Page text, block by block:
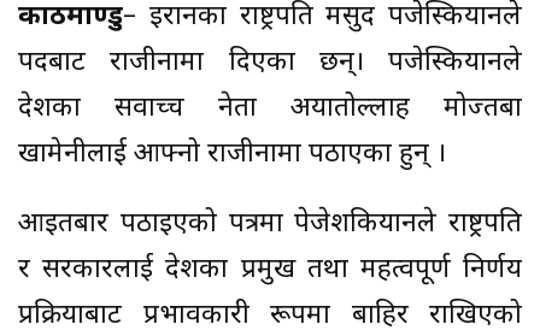
काठमाण्डु– इरानका राष्ट्रपति मसुद पजेस्कियानले
पदबाट राजीनामा दिएका छन्। पजेस्कियानले
देशका सर्वोच्च नेता अयातोल्लाह मोज्तबा
खामेनीलाई आफ्नो राजीनामा पठाएका हुन् ।
आइतबार पठाइएको पत्रमा पेजेशकियानले राष्ट्रपति
र सरकारलाई देशका प्रमुख तथा महत्वपूर्ण निर्णय
प्रक्रियाबाट प्रभावकारी रूपमा बाहिर राखिएको